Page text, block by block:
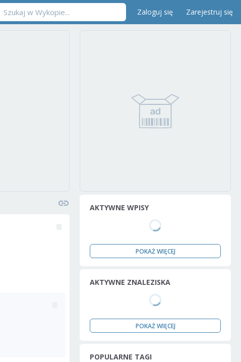
Zaloguj się Zarejestruj się
AKTYWNE WPISY
POKAŻ WIĘCEJ
AKTYWNE ZNALEZISKA
POKAŻ WIĘCEJ
POPULARNE TAGI